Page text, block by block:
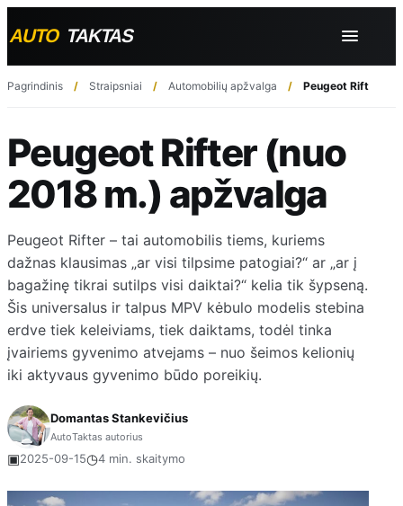
Pagrindinis Straipsniai Automobilių apžvalga Peugeot Rifter
Peugeot Rifter (nuo
2018 m.) apžvalga
Peugeot Rifter – tai automobilis tiems, kuriems
dažnas klausimas „ar visi tilpsime patogiai?“ ar „ar į
bagažinę tikrai sutilps visi daiktai?“ kelia tik šypseną.
Šis universalus ir talpus MPV kėbulo modelis stebina
erdve tiek keleiviams, tiek daiktams, todėl tinka
įvairiems gyvenimo atvejams – nuo šeimos kelionių
iki aktyvaus gyvenimo būdo poreikių.
Domantas Stankevičius
AutoTaktas autorius
▣2025-09-15◷4 min. skaitymo